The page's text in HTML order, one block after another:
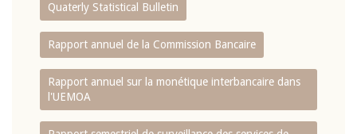
Quaterly Statistical Bulletin
Rapport annuel de la Commission Bancaire
Rapport annuel sur la monétique interbancaire dans
l'UEMOA